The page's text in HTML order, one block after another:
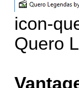
icon-
Quero